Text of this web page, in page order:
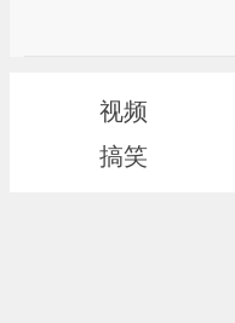
视频
搞笑